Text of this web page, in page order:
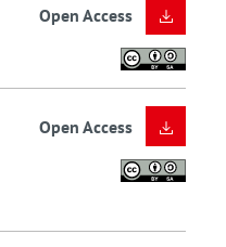
Open Access
Open Access